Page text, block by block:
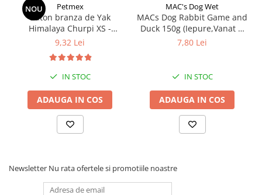
NOU Petmex
Baton branza de Yak
Himalaya Churpi XS -
recompensa caini
9,32 Lei
IN STOC
ADAUGA IN COS
MAC's Dog Wet
MACs Dog Rabbit Game and
Duck 150g (Iepure,Vanat si
Rata)
7,80 Lei
IN STOC
ADAUGA IN COS
Newsletter Nu rata ofertele si promotiile noastre